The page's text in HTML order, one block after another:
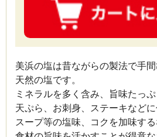
美浜の塩は昔ながらの製法で手
天然の塩です。
ミネラルを多く含み、旨味たっぷ
天ぷら、お刺身、ステーキなどに
スープ等の塩味、コクを加味する